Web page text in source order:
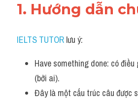
Đề thi thật Task 2
Speaking
Writing
1. Hướng dẫn
IELTS TUTOR lưu ý:
Have something done: có
(bởi ai).
Đây là một cấu trúc câu được